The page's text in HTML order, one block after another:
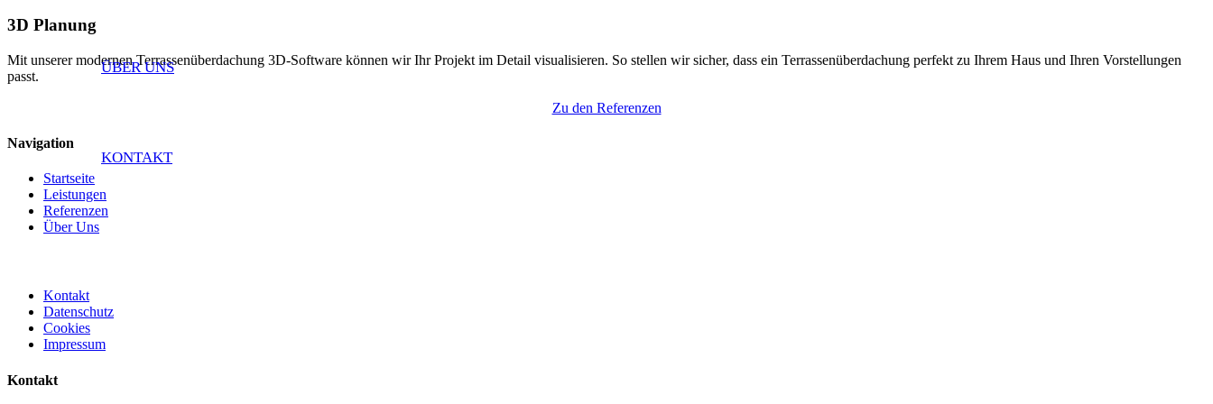
ÜBER UNS
KONTAKT
3D Planung
Mit unserer modernen Terrassenüberdachung 3D-Software können wir Ihr Projekt im Detail visualisieren. So stellen wir sicher, dass ein Terrassenüberdachung perfekt zu Ihrem Haus und Ihren Vorstellungen
passt.
Zu den Referenzen
Navigation
Startseite
Leistungen
Referenzen
Über Uns
Kontakt
Datenschutz
Cookies
Impressum
Kontakt